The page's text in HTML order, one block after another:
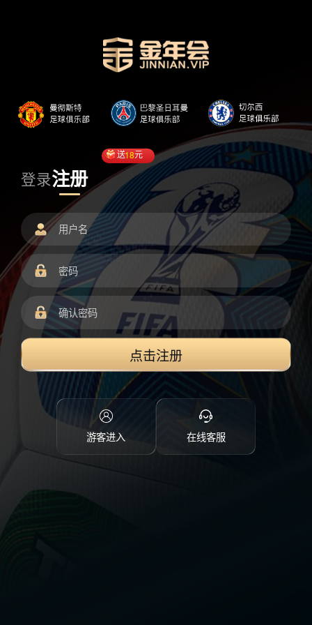
登录注册
送18元
点击注册
游客进入 在线客服